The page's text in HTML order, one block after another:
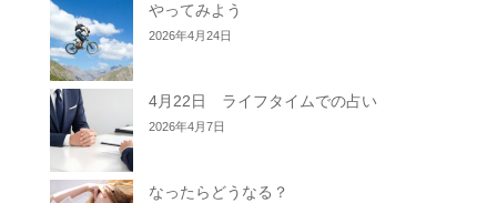
やってみよう
2026年4月24日
4月22日 ライフタイムでの占い
2026年4月7日
なったらどうなる？